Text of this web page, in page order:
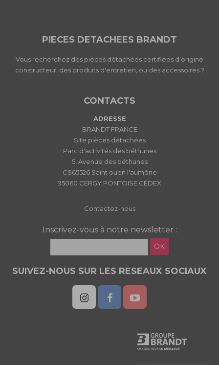
PIECES DETACHEES BRANDT
Vous recherchez des pièces détachées certifiées d’origine
constructeur, des produits d'entretien, ou des accessoires ?
CONTACTS
ADRESSE
BRANDT FRANCE
Site pièces détachées
Parc d'activités des béthunes
5, Avenue des béthunes
CS65526 Saint ouen l'aumône
95060 CERGY PONTOISE CEDEX
Contactez-nous
Inscrivez-vous à notre newsletter :
OK
SUIVEZ-NOUS SUR LES RESEAUX SOCIAUX